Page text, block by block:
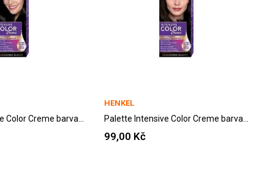
HENKEL
99,00 Kč